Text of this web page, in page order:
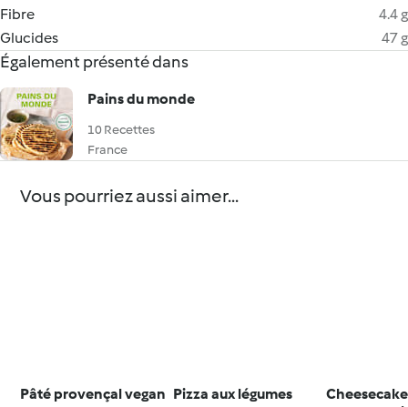
Fibre
4.4 g
Glucides
47 g
Également présenté dans
Pains du monde
10 Recettes
France
Vous pourriez aussi aimer...
Pâté provençal vegan Pizza aux légumes